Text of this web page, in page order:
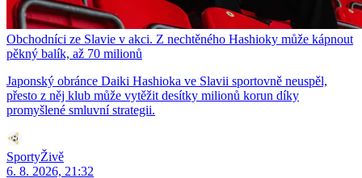
Obchodníci ze Slavie v akci. Z nechtěného Hashioky může kápnout
pěkný balík, až 70 milionů
Japonský obránce Daiki Hashioka ve Slavii sportovně neuspěl,
přesto z něj klub může vytěžit desítky milionů korun díky
promyšlené smluvní strategii.
SportyŽivě
6. 8. 2026, 21:32